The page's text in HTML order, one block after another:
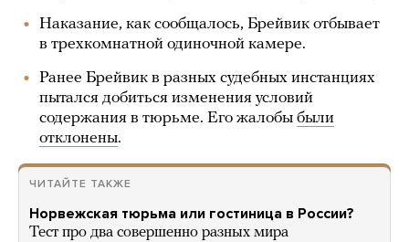
Наказание, как сообщалось, Брейвик отбывает
в трехкомнатной одиночной камере.
Ранее Брейвик в разных судебных инстанциях
пытался добиться изменения условий
содержания в тюрьме. Его жалобы были
отклонены.
ЧИТАЙТЕ ТАКЖЕ
Норвежская тюрьма или гостиница в России?
Тест про два совершенно разных мира